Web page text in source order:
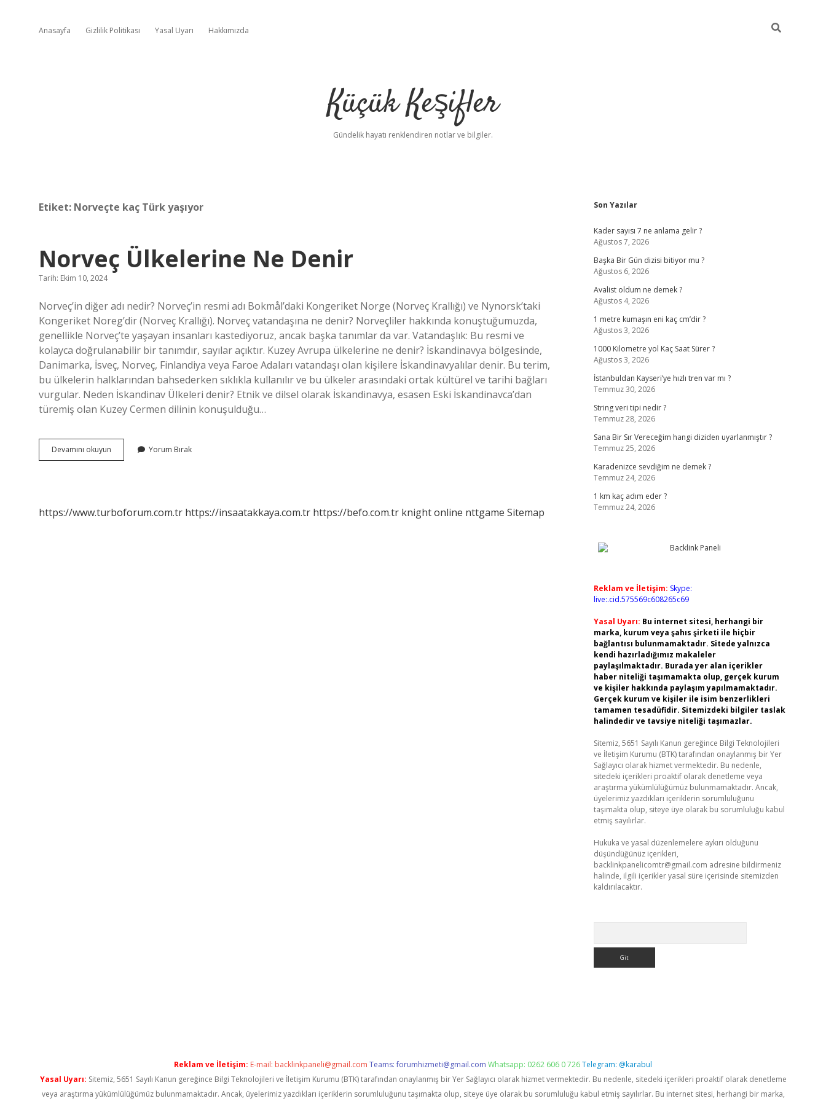
Anasayfa Gizlilik Politikası Yasal Uyarı Hakkımızda
Küçük Keşifler
Gündelik hayatı renklendiren notlar ve bilgiler.
Etiket: Norveçte kaç Türk yaşıyor
Norveç Ülkelerine Ne Denir
Tarih: Ekim 10, 2024
Norveç’in diğer adı nedir? Norveç’in resmi adı Bokmål’daki Kongeriket Norge (Norveç Krallığı) ve Nynorsk’taki
Kongeriket Noreg’dir (Norveç Krallığı). Norveç vatandaşına ne denir? Norveçliler hakkında konuştuğumuzda,
genellikle Norveç’te yaşayan insanları kastediyoruz, ancak başka tanımlar da var. Vatandaşlık: Bu resmi ve
kolayca doğrulanabilir bir tanımdır, sayılar açıktır. Kuzey Avrupa ülkelerine ne denir? İskandinavya bölgesinde,
Danimarka, İsveç, Norveç, Finlandiya veya Faroe Adaları vatandaşı olan kişilere İskandinavyalılar denir. Bu terim,
bu ülkelerin halklarından bahsederken sıklıkla kullanılır ve bu ülkeler arasındaki ortak kültürel ve tarihi bağları
vurgular. Neden İskandinav Ülkeleri denir? Etnik ve dilsel olarak İskandinavya, esasen Eski İskandinavca’dan
türemiş olan Kuzey Cermen dilinin konuşulduğu…
Devamını okuyun
Ülkelerine
Yorum Bırak
https://www.turboforum.com.tr https://insaatakkaya.com.tr https://befo.com.tr knight online nttgame Sitemap
Sidebar
Son Yazılar
Kader sayısı 7 ne anlama gelir ?
Ağustos 7, 2026
Başka Bir Gün dizisi bitiyor mu ?
Ağustos 6, 2026
Avalist oldum ne demek ?
Ağustos 4, 2026
1 metre kumaşın eni kaç cm’dir ?
Ağustos 3, 2026
1000 Kilometre yol Kaç Saat Sürer ?
Ağustos 3, 2026
İstanbuldan Kayseri’ye hızlı tren var mı ?
Temmuz 30, 2026
String veri tipi nedir ?
Temmuz 28, 2026
Sana Bir Sır Vereceğim hangi diziden uyarlanmıştır ?
Temmuz 25, 2026
Karadenizce sevdiğim ne demek ?
Temmuz 24, 2026
1 km kaç adım eder ?
Temmuz 24, 2026
Reklam ve İletişim: Skype:
live:.cid.575569c608265c69
Yasal Uyarı: Bu internet sitesi, herhangi bir
marka, kurum veya şahıs şirketi ile hiçbir
bağlantısı bulunmamaktadır. Sitede yalnızca
kendi hazırladığımız makaleler
paylaşılmaktadır. Burada yer alan içerikler
haber niteliği taşımamakta olup, gerçek kurum
ve kişiler hakkında paylaşım yapılmamaktadır.
Gerçek kurum ve kişiler ile isim benzerlikleri
tamamen tesadüfidir. Sitemizdeki bilgiler taslak
halindedir ve tavsiye niteliği taşımazlar.
Sitemiz, 5651 Sayılı Kanun gereğince Bilgi Teknolojileri
ve İletişim Kurumu (BTK) tarafından onaylanmış bir Yer
Sağlayıcı olarak hizmet vermektedir. Bu nedenle,
sitedeki içerikleri proaktif olarak denetleme veya
araştırma yükümlülüğümüz bulunmamaktadır. Ancak,
üyelerimiz yazdıkları içeriklerin sorumluluğunu
taşımakta olup, siteye üye olarak bu sorumluluğu kabul
etmiş sayılırlar.
Hukuka ve yasal düzenlemelere aykırı olduğunu
düşündüğünüz içerikleri,
backlinkpanelicomtr@gmail.com adresine bildirmeniz
halinde, ilgili içerikler yasal süre içerisinde sitemizden
kaldırılacaktır.
Reklam ve İletişim: E-mail: backlinkpaneli@gmail.com Teams:forumhizmeti@gmail.com Whatsapp: 0262 606 0 726Telegram: @karabul
Yasal Uyarı: Sitemiz, 5651 Sayılı Kanun gereğince Bilgi Teknolojileri ve İletişim Kurumu (BTK) tarafından onaylanmış bir Yer Sağlayıcı olarak hizmet vermektedir. Bu nedenle, sitedeki içerikleri proaktif olarak denetleme
veya araştırma yükümlülüğümüz bulunmamaktadır. Ancak, üyelerimiz yazdıkları içeriklerin sorumluluğunu taşımakta olup, siteye üye olarak bu sorumluluğu kabul etmiş sayılırlar. Bu internet sitesi, herhangi bir marka,